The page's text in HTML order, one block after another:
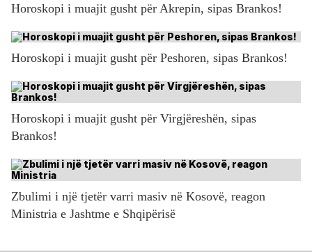
Horoskopi i muajit gusht për Akrepin, sipas Brankos!
Horoskopi i muajit gusht për Peshoren, sipas Brankos!
Horoskopi i muajit gusht për Virgjëreshën, sipas
Brankos!
Zbulimi i një tjetër varri masiv në Kosovë, reagon
Ministria e Jashtme e Shqipërisë